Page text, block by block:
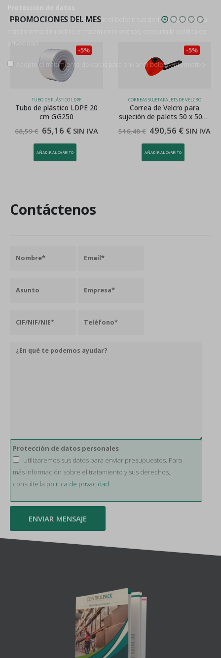
Utilizaremos tus datos para enviar el boletín tus derinformativo. Para
más información sobre el tratamiento yechos, consulta la política de
Acepto el tratamiento de datos para enviar el boletín informativo
PROMOCIONES DEL MES
TUBO DE PLÁSTICO LDPE
Tubo de plástico LDPE 20
cm GG250
68,59€ 65,16 € SIN IVA
-5%
AÑADIR AL CARRITO
CORREAS SUJETAPALETS DE VELCRO
Correa de Velcro para
sujeción de palets 50 x 5000
mm
516,48€ 490,56 € SIN IVA
-5%
AÑADIR AL CARRITO
Contáctenos
Protección de datos personales
Utilizaremos sus datos para enviar presupuestos. Para
más información sobre el tratamiento y sus derechos,
consulte la política de privacidad